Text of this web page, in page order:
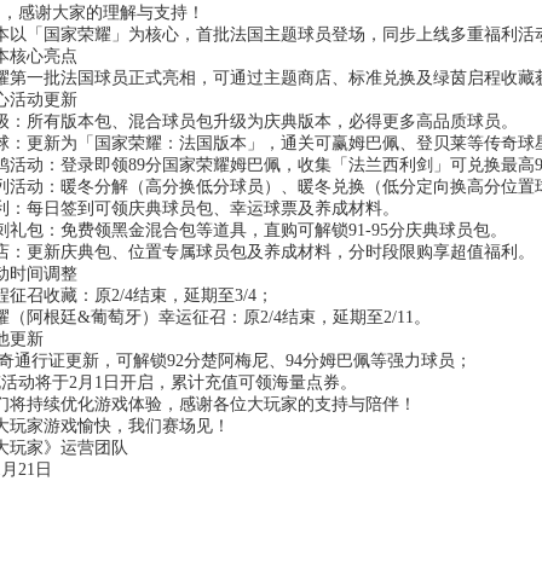
感谢大家的理解与支持！
以「国家荣耀」为核心，首批法国主题球员登场，同步上线多重福利活
核心亮点
第一批法国球员正式亮相，可通过主题商店、标准兑换及绿茵启程收藏
活动更新
：所有版本包、混合球员包升级为庆典版本，必得更多高品质球员。
：更新为「国家荣耀：法国版本」，通关可赢姆巴佩、登贝莱等传奇球
活动 ：登录即领89分国家荣耀姆巴佩，收集「法兰西利剑」可兑换最高
活动 ：暖冬分解（高分换低分球员）、暖冬兑换（低分定向换高分位
：每日签到可领庆典球员包、幸运球票及养成材料。
礼包 ：免费领黑金混合包等道具，直购可解锁91-95分庆典球员包。
：更新庆典包、位置专属球员包及养成材料，分时段限购享超值福利。
时间调整
征召收藏：原2/4结束，延期至3/4；
（阿根廷&葡萄牙）幸运征召：原2/4结束，延期至2/11。
更新
通行证更新，可解锁92分楚阿梅尼、94分姆巴佩等强力球员；
动将于2月1日开启，累计充值可领海量点券。
将持续优化游戏体验，感谢各位大玩家的支持与陪伴！
玩家游戏愉快，我们赛场见！
玩家》运营团队
21日